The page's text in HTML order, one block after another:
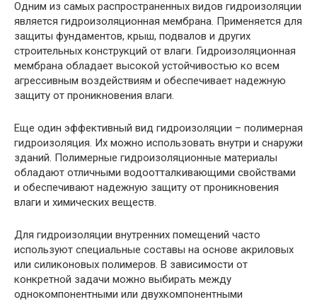
Одним из самых распространенных видов гидроизоляции
является гидроизоляционная мембрана. Применяется для
защиты фундаментов, крыш, подвалов и других
строительных конструкций от влаги. Гидроизоляционная
мембрана обладает высокой устойчивостью ко всем
агрессивным воздействиям и обеспечивает надежную
защиту от проникновения влаги.
Еще один эффективный вид гидроизоляции – полимерная
гидроизоляция. Их можно использовать внутри и снаружи
зданий. Полимерные гидроизоляционные материалы
обладают отличными водоотталкивающими свойствами
и обеспечивают надежную защиту от проникновения
влаги и химических веществ.
Для гидроизоляции внутренних помещений часто
используют специальные составы на основе акриловых
или силиконовых полимеров. В зависимости от
конкретной задачи можно выбирать между
однокомпонентными или двухкомпонентными